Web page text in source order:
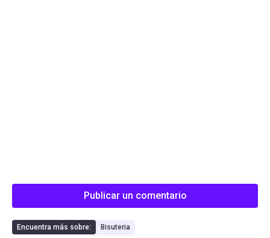
Publicar un comentario
Encuentra más sobre: Bisuteria